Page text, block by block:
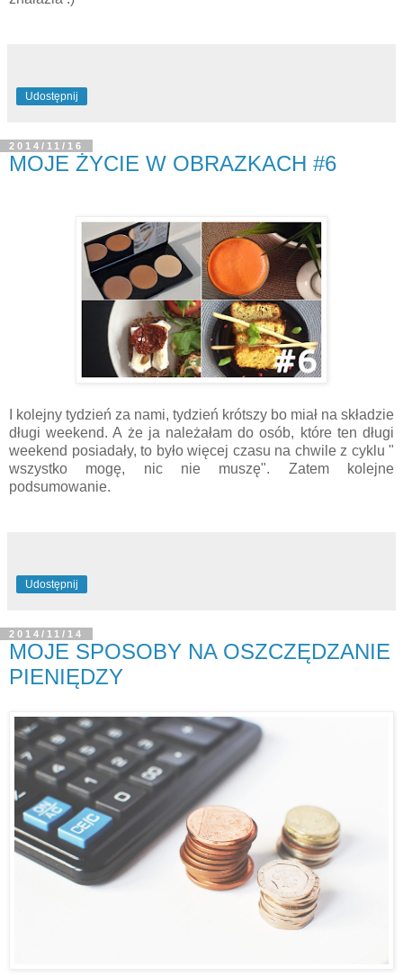
Udostępnij
2014/11/16
MOJE ŻYCIE W OBRAZKACH #6
I kolejny tydzień za nami, tydzień krótszy bo miał na składzie
długi weekend. A że ja należałam do osób, które ten długi
weekend posiadały, to było więcej czasu na chwile z cyklu "
wszystko mogę, nic nie muszę". Zatem kolejne
podsumowanie.
Udostępnij
2014/11/14
MOJE SPOSOBY NA OSZCZĘDZANIE
PIENIĘDZY